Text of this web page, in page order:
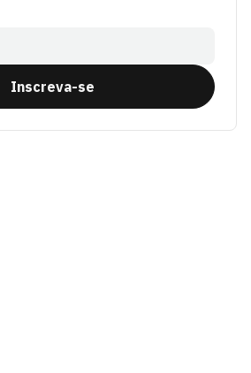
Inscreva-se